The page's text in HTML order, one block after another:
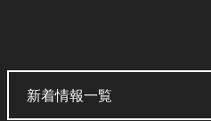
新着情報一覧